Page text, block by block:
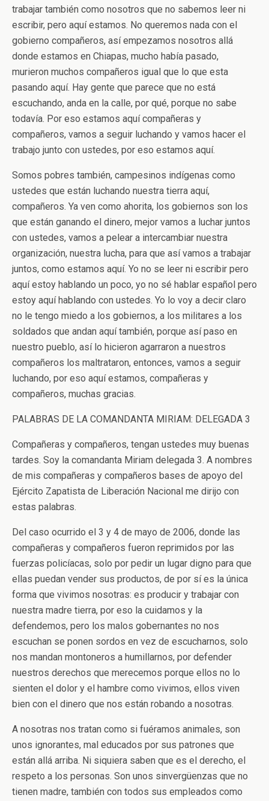
trabajar también como nosotros que no sabemos leer ni
escribir, pero aquí estamos. No queremos nada con el
gobierno compañeros, así empezamos nosotros allá
donde estamos en Chiapas, mucho había pasado,
murieron muchos compañeros igual que lo que esta
pasando aquí. Hay gente que parece que no está
escuchando, anda en la calle, por qué, porque no sabe
todavía. Por eso estamos aquí compañeras y
compañeros, vamos a seguir luchando y vamos hacer el
trabajo junto con ustedes, por eso estamos aquí.
Somos pobres también, campesinos indígenas como
ustedes que están luchando nuestra tierra aquí,
compañeros. Ya ven como ahorita, los gobiernos son los
que están ganando el dinero, mejor vamos a luchar juntos
con ustedes, vamos a pelear a intercambiar nuestra
organización, nuestra lucha, para que así vamos a trabajar
juntos, como estamos aquí. Yo no se leer ni escribir pero
aquí estoy hablando un poco, yo no sé hablar español pero
estoy aquí hablando con ustedes. Yo lo voy a decir claro
no le tengo miedo a los gobiernos, a los militares a los
soldados que andan aquí también, porque así paso en
nuestro pueblo, así lo hicieron agarraron a nuestros
compañeros los maltrataron, entonces, vamos a seguir
luchando, por eso aquí estamos, compañeras y
compañeros, muchas gracias.
PALABRAS DE LA COMANDANTA MIRIAM: DELEGADA 3
Compañeras y compañeros, tengan ustedes muy buenas
tardes. Soy la comandanta Miriam delegada 3. A nombres
de mis compañeras y compañeros bases de apoyo del
Ejército Zapatista de Liberación Nacional me dirijo con
estas palabras.
Del caso ocurrido el 3 y 4 de mayo de 2006, donde las
compañeras y compañeros fueron reprimidos por las
fuerzas policíacas, solo por pedir un lugar digno para que
ellas puedan vender sus productos, de por sí es la única
forma que vivimos nosotras: es producir y trabajar con
nuestra madre tierra, por eso la cuidamos y la
defendemos, pero los malos gobernantes no nos
escuchan se ponen sordos en vez de escucharnos, solo
nos mandan montoneros a humillarnos, por defender
nuestros derechos que merecemos porque ellos no lo
sienten el dolor y el hambre como vivimos, ellos viven
bien con el dinero que nos están robando a nosotras.
A nosotras nos tratan como si fuéramos animales, son
unos ignorantes, mal educados por sus patrones que
están allá arriba. Ni siquiera saben que es el derecho, el
respeto a los personas. Son unos sinvergüenzas que no
tienen madre, también con todos sus empleados como